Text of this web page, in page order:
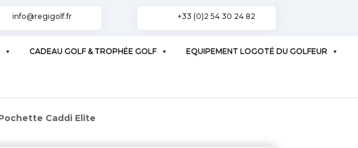
info@regigolf.fr +33 (0)2 54 30 24 82
CADEAU GOLF & TROPHÉE GOLF EQUIPEMENT LOGOTÉ DU GOLFEUR
Caddi Elite